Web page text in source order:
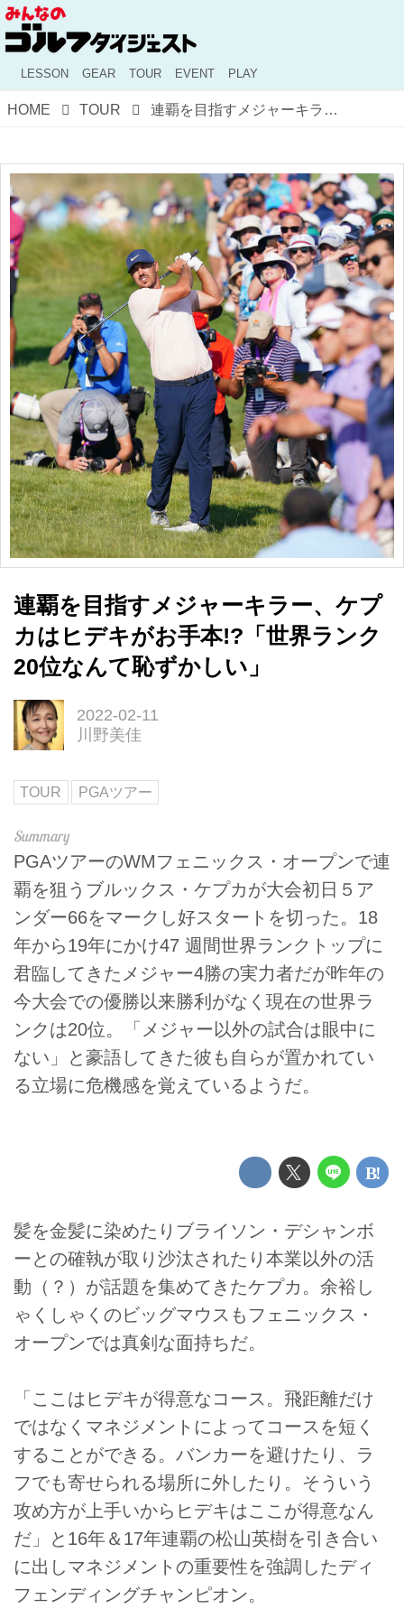
LESSON GEAR TOUR EVENT PLAY
HOME TOUR 連覇を目指すメジャーキラー、ケプカはヒデキがお手本!?「世界ランク20位なんて恥ずかしい」
連覇を目指すメジャーキラー、ケプ
カはヒデキがお手本!?「世界ランク
20位なんて恥ずかしい」
2022-02-11
川野美佳
TOUR PGAツアー
PGAツアーのWMフェニックス・オープンで連
覇を狙うブルックス・ケプカが大会初日５ア
ンダー66をマークし好スタートを切った。18
年から19年にかけ47 週間世界ランクトップに
君臨してきたメジャー4勝の実力者だが昨年の
今大会での優勝以来勝利がなく現在の世界ラ
ンクは20位。「メジャー以外の試合は眼中に
ない」と豪語してきた彼も自らが置かれてい
る立場に危機感を覚えているようだ。
髪を金髪に染めたりブライソン・デシャンボ
ーとの確執が取り沙汰されたり本業以外の活
動（？）が話題を集めてきたケプカ。余裕し
ゃくしゃくのビッグマウスもフェニックス・
オープンでは真剣な面持ちだ。
「ここはヒデキが得意なコース。飛距離だけ
ではなくマネジメントによってコースを短く
することができる。バンカーを避けたり、ラ
フでも寄せられる場所に外したり。そういう
攻め方が上手いからヒデキはここが得意なん
だ」と16年＆17年連覇の松山英樹を引き合い
に出しマネジメントの重要性を強調したディ
フェンディングチャンピオン。